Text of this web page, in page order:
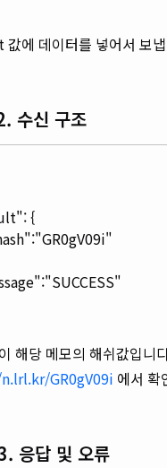
에 데이터를 넣어서 보
수신 구조
{
해당 메모의 해쉬값입니
GR0gV09i 에서 확
응답 및 오류